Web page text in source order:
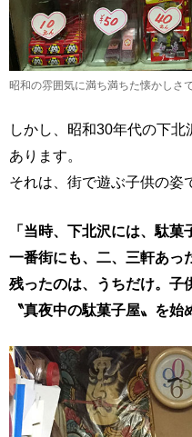
昭和の雰囲気に満ち満ちた懐かしさ
しかし、昭和30年代の下
あります。
それは、街で遊ぶ子供の姿
「当時、下北沢には、駄
一番街にも、二、三軒あっ
残ったのは、うちだけ。子
〝真夜中の駄菓子屋〟を始